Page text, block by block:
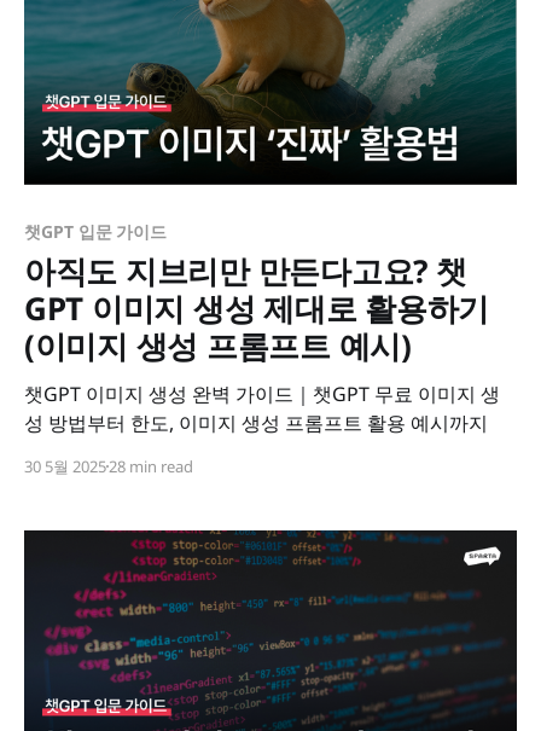
챗GPT 입문 가이드
아직도 지브리만 만든다고요? 챗
GPT 이미지 생성 제대로 활용하기
(이미지 생성 프롬프트 예시)
챗GPT 이미지 생성 완벽 가이드｜챗GPT 무료 이미지 생
성 방법부터 한도, 이미지 생성 프롬프트 활용 예시까지
30 5월 202528 min read